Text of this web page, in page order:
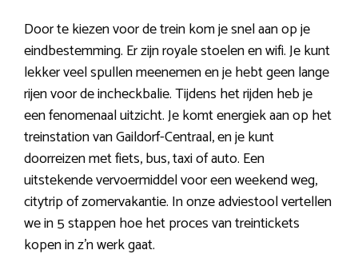
Door te kiezen voor de trein kom je snel aan op je
eindbestemming. Er zijn royale stoelen en wifi. Je kunt
lekker veel spullen meenemen en je hebt geen lange
rijen voor de incheckbalie. Tijdens het rijden heb je
een fenomenaal uitzicht. Je komt energiek aan op het
treinstation van Gaildorf-Centraal, en je kunt
doorreizen met fiets, bus, taxi of auto. Een
uitstekende vervoermiddel voor een weekend weg,
citytrip of zomervakantie. In onze adviestool vertellen
we in 5 stappen hoe het proces van treintickets
kopen in z’n werk gaat.